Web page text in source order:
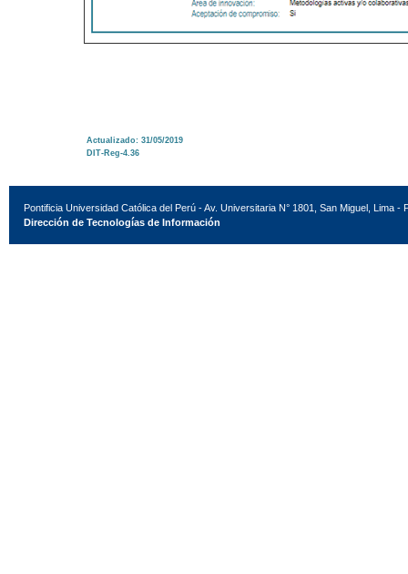
Actualizado: 31/05/2019
DIT-Reg-4.36
Pontificia Universidad Católica del Perú - Av. Universitaria N° 1801, San Miguel, Lima -
Dirección de Tecnologías de Información